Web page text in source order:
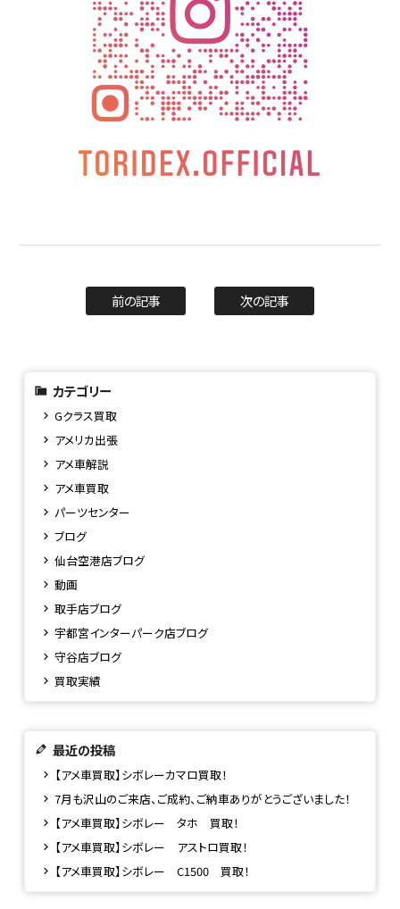
前の記事 次の記事
カテゴリー
Gクラス買取
アメリカ出張
アメ車解説
アメ車買取
パーツセンター
ブログ
仙台空港店ブログ
動画
取手店ブログ
宇都宮インターパーク店ブログ
守谷店ブログ
買取実績
最近の投稿
【アメ車買取】シボレーカマロ買取！
7月も沢山のご来店、ご成約、ご納車ありがとうございました！
【アメ車買取】シボレー タホ 買取！
【アメ車買取】シボレー アストロ買取！
【アメ車買取】シボレー C1500 買取！